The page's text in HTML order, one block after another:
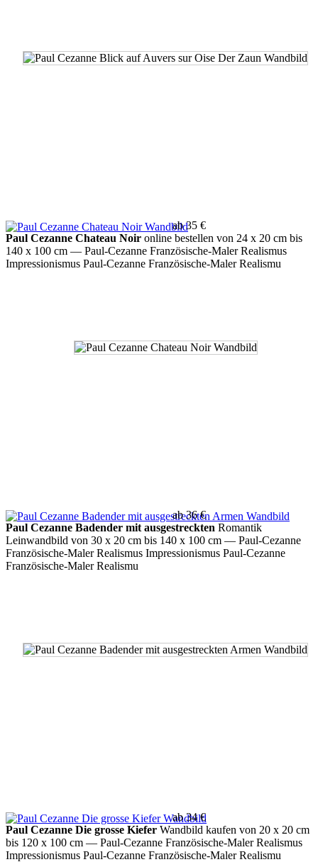
ab 35 €
Paul Cezanne Chateau Noir online bestellen von 24 x 20 cm bis
140 x 100 cm — Paul-Cezanne Französische-Maler Realismus
Impressionismus Paul-Cezanne Französische-Maler Realismu
ab 36 €
Paul Cezanne Badender mit ausgestreckten Romantik
Leinwandbild von 30 x 20 cm bis 140 x 100 cm — Paul-Cezanne
Französische-Maler Realismus Impressionismus Paul-Cezanne
Französische-Maler Realismu
ab 34 €
Paul Cezanne Die grosse Kiefer Wandbild kaufen von 20 x 20 cm
bis 120 x 100 cm — Paul-Cezanne Französische-Maler Realismus
Impressionismus Paul-Cezanne Französische-Maler Realismu